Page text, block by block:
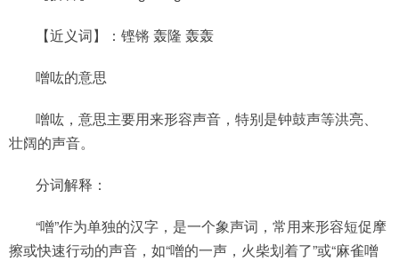
【近义词】：铿锵 轰隆 轰轰
噌吰的意思
噌吰，意思主要用来形容声音，特别是钟鼓声等洪亮、
壮阔的声音。
分词解释：
“噌”作为单独的汉字，是一个象声词，常用来形容短促摩
擦或快速行动的声音，如“噌的一声，火柴划着了”或“麻雀噌